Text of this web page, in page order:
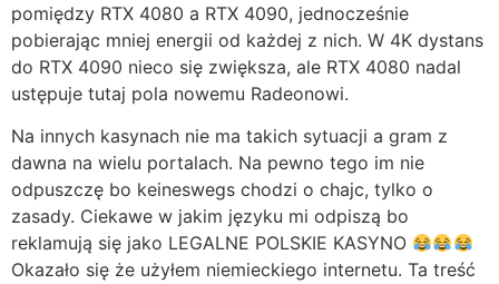
pomiędzy RTX 4080 a RTX 4090, jednocześnie
pobierając mniej energii od każdej z nich. W 4K dystans
do RTX 4090 nieco się zwiększa, ale RTX 4080 nadal
ustępuje tutaj pola nowemu Radeonowi.
Na innych kasynach nie ma takich sytuacji a gram z
dawna na wielu portalach. Na pewno tego im nie
odpuszczę bo keineswegs chodzi o chajc, tylko o
zasady. Ciekawe w jakim języku mi odpiszą bo
reklamują się jako LEGALNE POLSKIE KASYNO
Okazało się że użyłem niemieckiego internetu. Ta treść